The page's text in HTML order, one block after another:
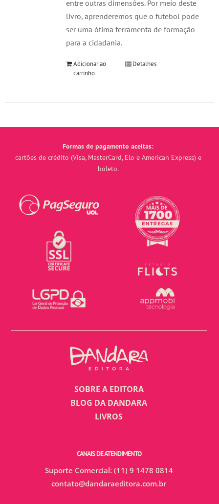
entre outras dimensões. Por meio deste
livro, aprenderemos que o futebol pode
ser uma ótima ferramenta de formação
para a cidadania.
Adicionar ao
carrinho
Detalhes
Formas de pagamento aceitas:
cartões de crédito (Visa, MasterCard, Elo e American Express) e
boleto.
SOBRE A EDITORA
BLOG DA DANDARA
LIVROS
CANAIS DE ATENDIMENTO
Suporte Comercial: (11) 9 1478 0814
contato@dandaraeditora.com.br